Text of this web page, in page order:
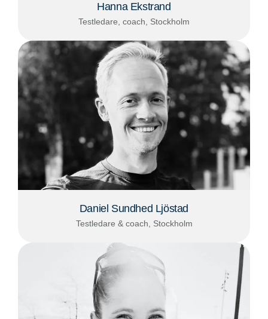
Hanna Ekstrand
Testledare, coach, Stockholm
Daniel Sundhed Ljöstad
Testledare & coach, Stockholm